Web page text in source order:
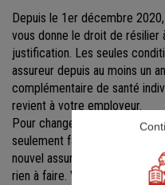
Depuis le 1er décembre
vous donne le droit de résilier
justification. Les seules
assureur depuis au moins un
complémentaire de santé
revient à votre employeur.
Pour changer de
seulement faire une
nouvel assureur. Ce dernier
rien à faire. Vous serez